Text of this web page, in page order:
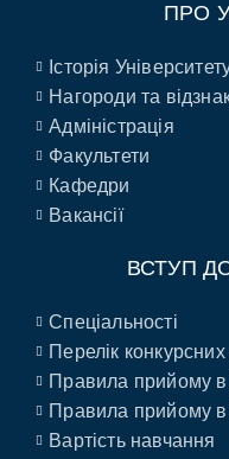
ПРО
Історія
Нагороди та
Адміністрація
Факультети
Кафедри
Вакансії
ВСТУП
Спеціальності
Перелік
Правила прийому в
Правила прийому
Вартість навчання